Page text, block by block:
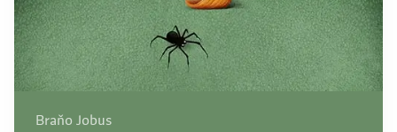
Braňo Jobus